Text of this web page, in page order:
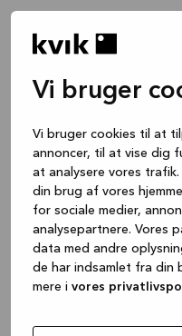
Vi bruger
Vi bruger cookies til at
annoncer, til at vise dig
at analysere vores
din brug af vores
for sociale medier,
analysepartnere. Vores
data med andre
de har indsamlet fra din
mere i vores